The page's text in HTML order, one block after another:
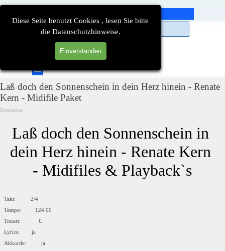
Diese Seite benutzt Cookies , lesen Sie bitte
die Datenschutzhinweise.
Einverstanden
Direkt zum Seiteninhalt
Menü überspringen
Laß doch den Sonnenschein in dein Herz hinein - Renate
Kern - Midifile Paket
Detailseiten
Laß doch den Sonnenschein in
dein Herz hinein - Renate Kern
- Midifiles & Playback`s
Takt: 2/4
Tempo: 124.00
Tonart: C
Lyrics: ja
Akkorde: ja